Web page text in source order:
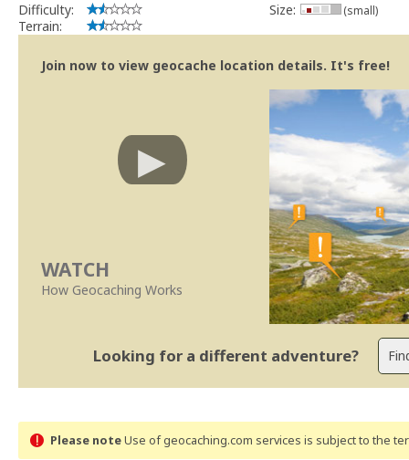
Difficulty:
Terrain:
Size: (small)
Join now to view geocache location details. It's free!
WATCH
How Geocaching Works
Looking for a different adventure?
Please noteUse of geocaching.com services is subject to the